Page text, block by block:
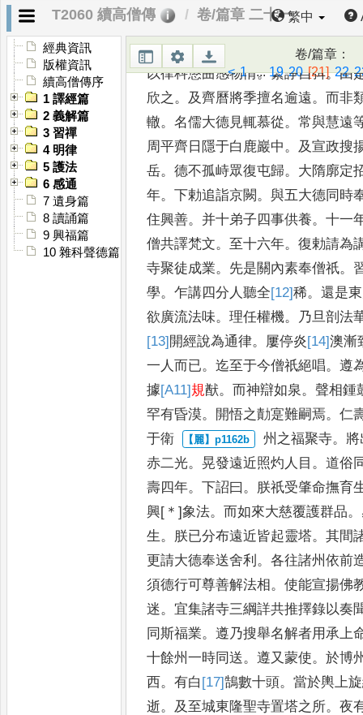
T2060 續高僧傳 卷/篇章 二十一繁中
經典資訊
版權資訊
續高僧傳序
1 譯經篇
2 義解篇
3 習禪
4 明律
5 護法
6 感通
7 遺身篇
8 讀誦篇
9 興福篇
10 雜科聲德篇
卷/篇章：
< 1...19 20 [21] 22
為斷事沙門。時青
齊
久。乃徹天聽 無由息訟。下勅令
以律科懲曲感物情。繁諍自弭。由
欣之 。 及齊曆將季擅名逾遠。而非
轍。名儒大德見輒慕從。常與慧遠
周平齊日隱于白鹿巖中 。 及宣政搜
岳。德不孤峙眾復屯歸。 大隋廓定
年。下勅追詣京闕 。與五大德同時
住興善。 并十弟子四事供養。十一
僧共譯梵文。至十六年。復勅請為
寺聚徒成業。 先是關內素奉僧祇。
學。乍講四分人聽全[12]稀。還是
欲廣流法味。理任權機。
乃旦剖法
[13]開經說為通律。 屢停炎[14]澳漸
一人而已。迄至于今僧祇絕唱。遵
據[A11]規猷。而神辯如泉 。聲相鍾
罕有昏漠。 開悟之勣寔難嗣焉。仁
于衛
州之福聚寺。
赤二光。晃發遠近照灼人目 。道俗
壽四年。下詔曰 。
朕祇受肇命撫育
興[＊]象法。而如來大慈覆護群品。
生 。 朕已分布遠近皆起靈塔。其間
更請大德奉送舍利 。各往諸州依前
須德行可尊善解法相。使能宣揚佛
迷 。 宜集諸寺三綱詳共推擇錄以奏
同斯福業。遵乃搜舉名解者用承上
十餘州一時同送。遵又蒙使。於博
西。有白 [17]鵠數十頭。當於輿上
逝。 及至城東隆聖寺置塔之所。夜